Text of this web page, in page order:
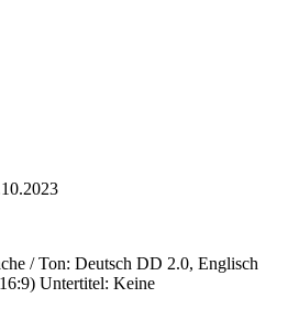
/ Ton: Deutsch DD 2.0, Englisch
Untertitel: Keine